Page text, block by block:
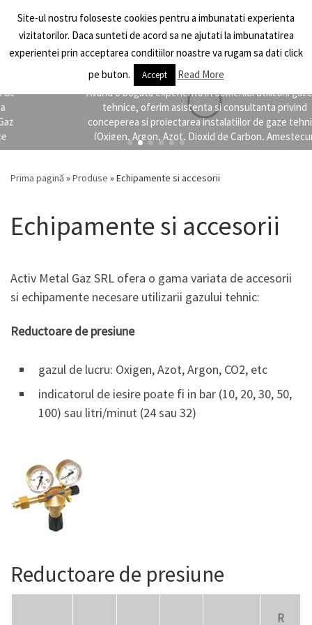
Skip to content
Activ Metal Gaz
Search
Asistenta si Consultanta gaze tehnice
Avand o bogata experienta in domeniul utilizarii gazelor
tehnice, oferim asistenta si consultanta privind
conceperea si proiectarea instalatiilor de gaze tehnice
(Oxigen, Argon, Azot, Dioxid de Carbon, Amestecuri
Argon cu CO2, amestecuri de gaze pentru ...
SOLICITA ASISTENTA / CONSULTANTA
Prima pagină»Produse »Echipamente si accesorii
Echipamente si accesorii
Activ Metal Gaz SRL ofera o gama variata de accesorii
si echipamente necesare utilizarii gazului tehnic:
Reductoare de presiune
gazul de lucru: Oxigen, Azot, Argon, CO2, etc
indicatorul de iesire poate fi in bar (10, 20, 30, 50,
100) sau litri/minut (24 sau 32)
Reductoare de presiune
R
Site-ul nostru foloseste cookies pentru a imbunatati experienta
vizitatorilor. Daca sunteti de acord sa ne ajutati la imbunatatirea
experientei prin acceptarea conditiilor noastre va rugam sa dati click
pe buton.
Accept Read More